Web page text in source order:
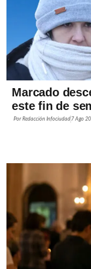
Marcado
este fin de
PorRedacción Infociudad 7 Ago